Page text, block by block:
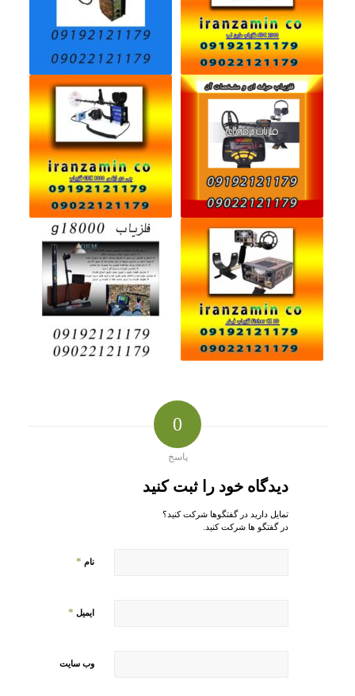
0
پاسخ
دیدگاه خود را ثبت کنید
تمایل دارید در گفتگوها شرکت کنید؟
در گفتگو ها شرکت کنید.
نام *
ایمیل *
وب‌ سایت